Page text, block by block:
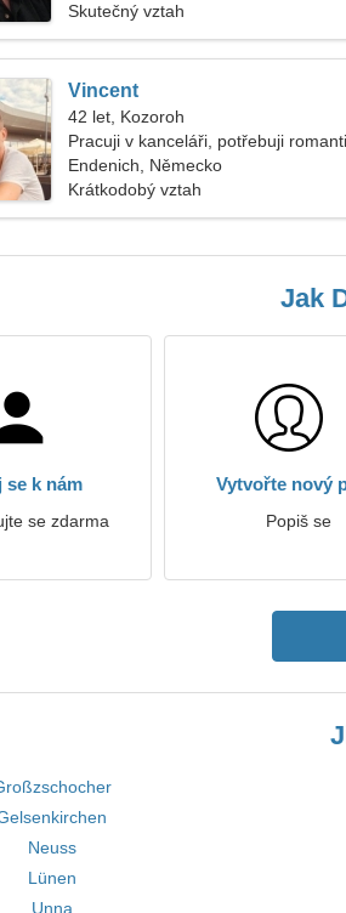
Skutečný vztah
Vincent
42 let, Kozoroh
Pracuji v kanceláři, potřebuji
ženu
Endenich, Německo
Krátkodobý vztah
Jak
se k nám
se zdarma
Vytvořte nový
Popiš se
Neuss
Lünen
Unna